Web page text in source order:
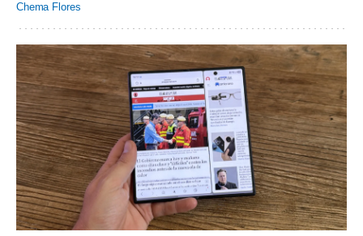
Chema Flores